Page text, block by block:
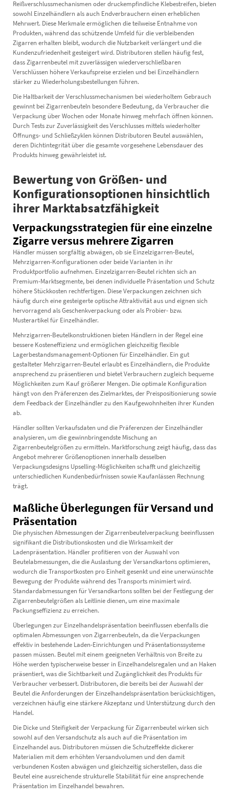
Reißverschlussmechanismen oder druckempfindliche Klebestreifen, bieten
sowohl Einzelhändlern als auch Endverbrauchern einen erheblichen
Mehrwert. Diese Merkmale ermöglichen die teilweise Entnahme von
Produkten, während das schützende Umfeld für die verbleibenden
Zigarren erhalten bleibt, wodurch die Nutzbarkeit verlängert und die
Kundenzufriedenheit gesteigert wird. Distributoren stellen häufig fest,
dass Zigarrenbeutel mit zuverlässigen wiederverschließbaren
Verschlüssen höhere Verkaufspreise erzielen und bei Einzelhändlern
stärker zu Wiederholungsbestellungen führen.
Die Haltbarkeit der Verschlussmechanismen bei wiederholtem Gebrauch
gewinnt bei Zigarrenbeuteln besondere Bedeutung, da Verbraucher die
Verpackung über Wochen oder Monate hinweg mehrfach öffnen können.
Durch Tests zur Zuverlässigkeit des Verschlusses mittels wiederholter
Öffnungs- und Schließzyklen können Distributoren Beutel auswählen,
deren Dichtintegrität über die gesamte vorgesehene Lebensdauer des
Produkts hinweg gewährleistet ist.
Bewertung von Größen- und
Konfigurationsoptionen hinsichtlich
ihrer Marktabsatzfähigkeit
Verpackungsstrategien für eine einzelne
Zigarre versus mehrere Zigarren
Händler müssen sorgfältig abwägen, ob sie Einzelzigarren-Beutel,
Mehrzigarren-Konfigurationen oder beide Varianten in ihr
Produktportfolio aufnehmen. Einzelzigarren-Beutel richten sich an
Premium-Marktsegmente, bei denen individuelle Präsentation und Schutz
höhere Stückkosten rechtfertigen. Diese Verpackungen zeichnen sich
häufig durch eine gesteigerte optische Attraktivität aus und eignen sich
hervorragend als Geschenkverpackung oder als Probier- bzw.
Musterartikel für Einzelhändler.
Mehrzigarren-Beutelkonstruktionen bieten Händlern in der Regel eine
bessere Kosteneffizienz und ermöglichen gleichzeitig flexible
Lagerbestandsmanagement-Optionen für Einzelhändler. Ein gut
gestalteter Mehrzigarren-Beutel erlaubt es Einzelhändlern, die Produkte
ansprechend zu präsentieren und bietet Verbrauchern zugleich bequeme
Möglichkeiten zum Kauf größerer Mengen. Die optimale Konfiguration
hängt von den Präferenzen des Zielmarktes, der Preispositionierung sowie
dem Feedback der Einzelhändler zu den Kaufgewohnheiten ihrer Kunden
ab.
Händler sollten Verkaufsdaten und die Präferenzen der Einzelhändler
analysieren, um die gewinnbringendste Mischung an
Zigarrenbeutelgrößen zu ermitteln. Marktforschung zeigt häufig, dass das
Angebot mehrerer Größenoptionen innerhalb desselben
Verpackungsdesigns Upselling-Möglichkeiten schafft und gleichzeitig
unterschiedlichen Kundenbedürfnissen sowie Kaufanlässen Rechnung
trägt.
Maßliche Überlegungen für Versand und
Präsentation
Die physischen Abmessungen der Zigarrenbeutelverpackung beeinflussen
signifikant die Distributionskosten und die Wirksamkeit der
Ladenpräsentation. Händler profitieren von der Auswahl von
Beutelabmessungen, die die Auslastung der Versandkartons optimieren,
wodurch die Transportkosten pro Einheit gesenkt und eine unerwünschte
Bewegung der Produkte während des Transports minimiert wird.
Standardabmessungen für Versandkartons sollten bei der Festlegung der
Zigarrenbeutelgrößen als Leitlinie dienen, um eine maximale
Packungseffizienz zu erreichen.
Überlegungen zur Einzelhandelspräsentation beeinflussen ebenfalls die
optimalen Abmessungen von Zigarrenbeuteln, da die Verpackungen
effektiv in bestehende Laden-Einrichtungen und Präsentationssysteme
passen müssen. Beutel mit einem geeigneten Verhältnis von Breite zu
Höhe werden typischerweise besser in Einzelhandelsregalen und an Haken
präsentiert, was die Sichtbarkeit und Zugänglichkeit des Produkts für
Verbraucher verbessert. Distributoren, die bereits bei der Auswahl der
Beutel die Anforderungen der Einzelhandelspräsentation berücksichtigen,
verzeichnen häufig eine stärkere Akzeptanz und Unterstützung durch den
Handel.
Die Dicke und Steifigkeit der Verpackung für Zigarrenbeutel wirken sich
sowohl auf den Versandschutz als auch auf die Präsentation im
Einzelhandel aus. Distributoren müssen die Schutzeffekte dickerer
Materialien mit dem erhöhten Versandvolumen und den damit
verbundenen Kosten abwägen und gleichzeitig sicherstellen, dass die
Beutel eine ausreichende strukturelle Stabilität für eine ansprechende
Präsentation im Einzelhandel bewahren.